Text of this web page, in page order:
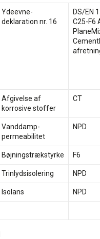
Ydeevne-
deklaration nr. 16
DS/EN
C25-F6
Afgivelse af
korrosive stoffer
CT
Vanddamp-
permeabilitet
NPD
Bøjningstrækstyrke F6
Trinlydsisolering NPD
Isolans NPD